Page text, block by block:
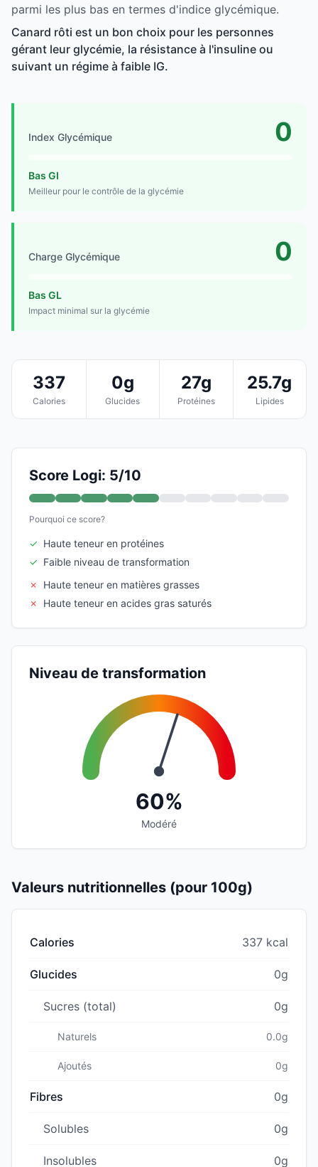
parmi les plus bas en termes d'indice glycémique.
Canard rôti est un bon choix pour les personnes
gérant leur glycémie, la résistance à l'insuline ou
suivant un régime à faible IG.
Index Glycémique 0
Bas GI
Meilleur pour le contrôle de la glycémie
Charge Glycémique 0
Bas GL
Impact minimal sur la glycémie
337
Calories
0g
Glucides
27g
Protéines
25.7g
Lipides
Score Logi: 5/10
Pourquoi ce score?
✓ Haute teneur en protéines
✓ Faible niveau de transformation
✗
Haute teneur en matières grasses
✗
Haute teneur en acides gras saturés
Niveau de transformation
60%
Modéré
Valeurs nutritionnelles (pour 100g)
Calories 337 kcal
Glucides 0g
Sucres (total) 0g
Naturels 0.0g
Ajoutés 0g
Fibres 0g
Solubles 0g
Insolubles 0g